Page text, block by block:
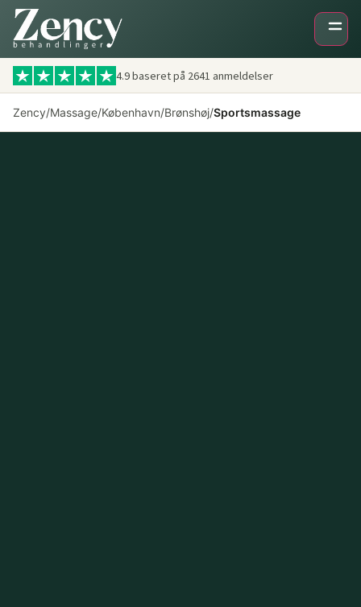
4.9 baseret på 2641 anmeldelser
Zency/Massage/København/Brønshøj/Sportsmassage